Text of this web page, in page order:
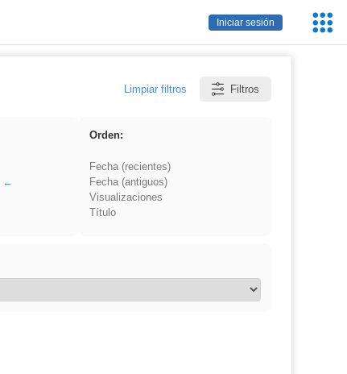
Iniciar sesión
Limpiar filtros Filtros
Orden:
Fecha (recientes)
Fecha (antiguos)
Visualizaciones
Título